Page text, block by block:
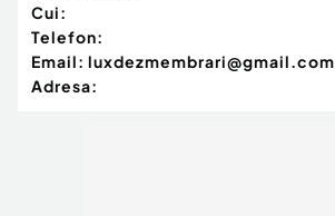
Cui:
Telefon:
Email: luxdezmembrari@gmail.com
Adresa: